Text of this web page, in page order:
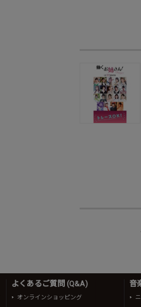
よくあるご質問 (Q&A)
オンラインショッピング
音